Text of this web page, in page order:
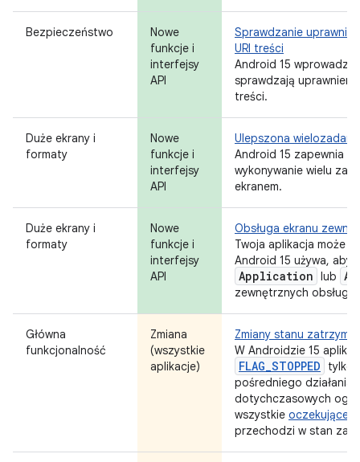
Bezpieczeństwo
Nowe
funkcje i
interfejsy
API
Sprawdzanie
URI treści
Android 15
sprawdzają
treści.
Duże ekrany i
formaty
Nowe
funkcje i
interfejsy
API
Ulepszona
Android 15 zapewnia
wykonywanie wielu
ekranem.
Duże ekrany i
formaty
Nowe
funkcje i
interfejsy
API
Obsługa ekranu
Twoja aplikacja może
Android 15 używa, aby
Application lub
zewnętrznych
Główna
funkcjonalność
Zmiana
(wszystkie
aplikacje)
Zmiany stanu
W Androidzie 15
FLAG_STOPPED
tylko
pośredniego działania
dotychczasowych
wszystkie oczekujące
przechodzi w stan